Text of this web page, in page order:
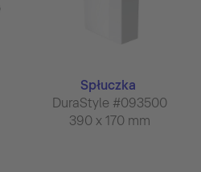
Spłuczka
DuraStyle #093500
390 x 170 mm